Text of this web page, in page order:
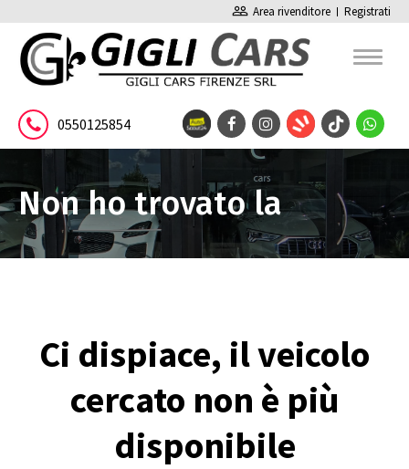
people_outline Area rivenditore Registrati
0550125854
Non ho trovato la
Ci dispiace, il veicolo
cercato non è più
disponibile